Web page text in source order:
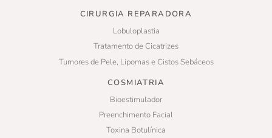
CIRURGIA REPARADORA
Lobuloplastia
Tratamento de Cicatrizes
Tumores de Pele, Lipomas e Cistos Sebáceos
COSMIATRIA
Bioestimulador
Preenchimento Facial
Toxina Botulínica